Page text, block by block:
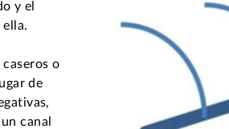
y el
o
de
canal